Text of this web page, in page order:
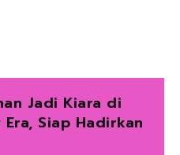
Jadi Kiara di
Siap Hadirkan